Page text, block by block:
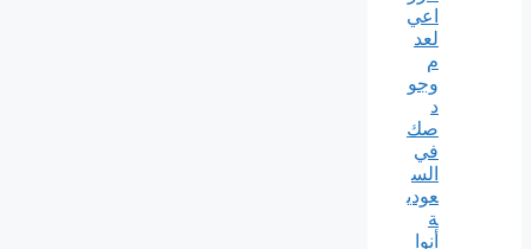
اعي
لعد
م
وجو
د
صك
في
الس
عودي
ة
أنوا